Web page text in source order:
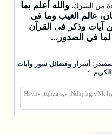
من الشرك. والله أعلم بما
عالم الغيب وما فى
آيات وذكر فى القرآن
لما في الصدور...
أسرار وفضائل سور وآيات
.:
Hsvhv ,tqhzg s,v ,Ndhj hgrvNk